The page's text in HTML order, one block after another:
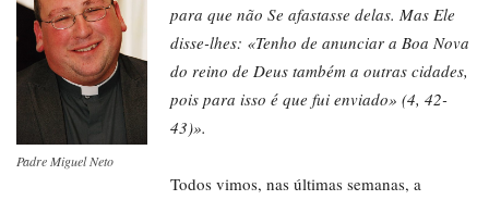
Padre Miguel Neto
para que não Se afastasse delas. Mas Ele
disse-lhes: «Tenho de anunciar a Boa Nova
do reino de Deus também a outras cidades,
pois para isso é que fui enviado» (4, 42-
43)».
Todos vimos, nas últimas semanas, a